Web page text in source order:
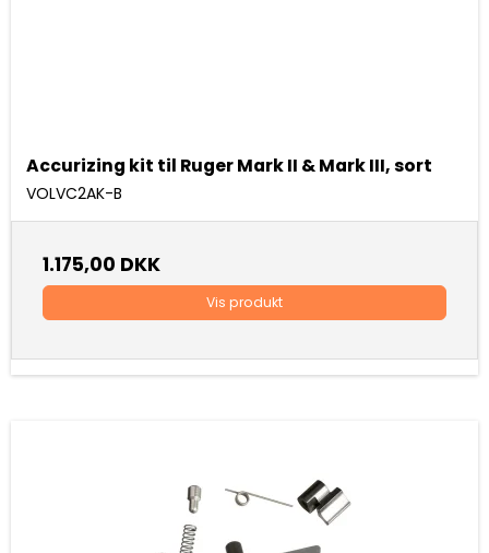
Accurizing kit til Ruger Mark II & Mark III, sort
VOLVC2AK-B
1.175,00 DKK
Vis produkt